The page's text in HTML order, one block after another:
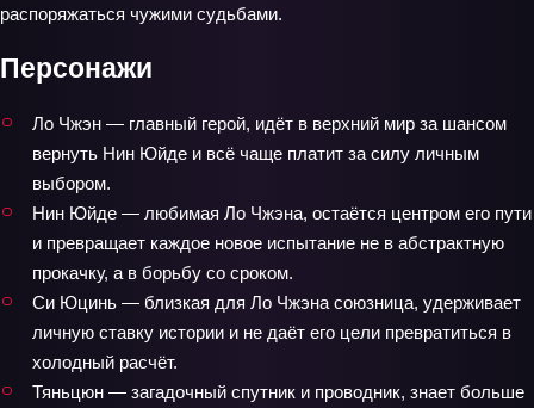
распоряжаться чужими судьбами.
Персонажи
Ло Чжэн — главный герой, идёт в верхний мир за шансом
вернуть Нин Юйде и всё чаще платит за силу личным
выбором.
Нин Юйде — любимая Ло Чжэна, остаётся центром его пути
и превращает каждое новое испытание не в абстрактную
прокачку, а в борьбу со сроком.
Си Юцинь — близкая для Ло Чжэна союзница, удерживает
личную ставку истории и не даёт его цели превратиться в
холодный расчёт.
Тяньцюн — загадочный спутник и проводник, знает больше